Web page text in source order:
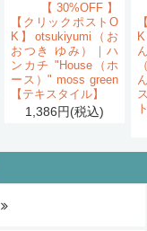
【30%OFF】
【クリックポストO
K】otsukiyumi（お
おつき ゆみ）｜ハ
ンカチ "House（ホ
ース）" moss green
【テキスタイル】
1,386円(税込)